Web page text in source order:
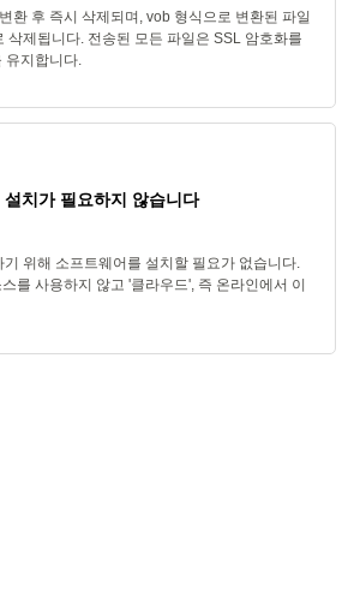
환 후 즉시 삭제되며, vob 형식으로 변환된 파일
삭제됩니다. 전송된 모든 파일은 SSL 암호화를
유지합니다.
설치가 필요하지 않습니다
위해 소프트웨어를 설치할 필요가 없습니다.
를 사용하지 않고 '클라우드', 즉 온라인에서 이